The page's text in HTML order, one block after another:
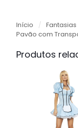
Início /
Pavão com
Produtos